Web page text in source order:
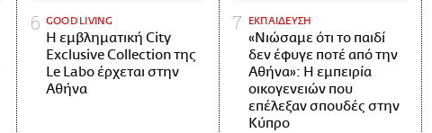
GOOD LIVING
Η εμβληματική City
Exclusive Collection της
Le Labo έρχεται στην
Αθήνα
ΕΚΠΑΙΔΕΥΣΗ
«Νιώσαμε ότι το παιδί
δεν έφυγε ποτέ από την
Αθήνα»: Η εμπειρία
οικογενειών που
επέλεξαν σπουδές στην
Κύπρο